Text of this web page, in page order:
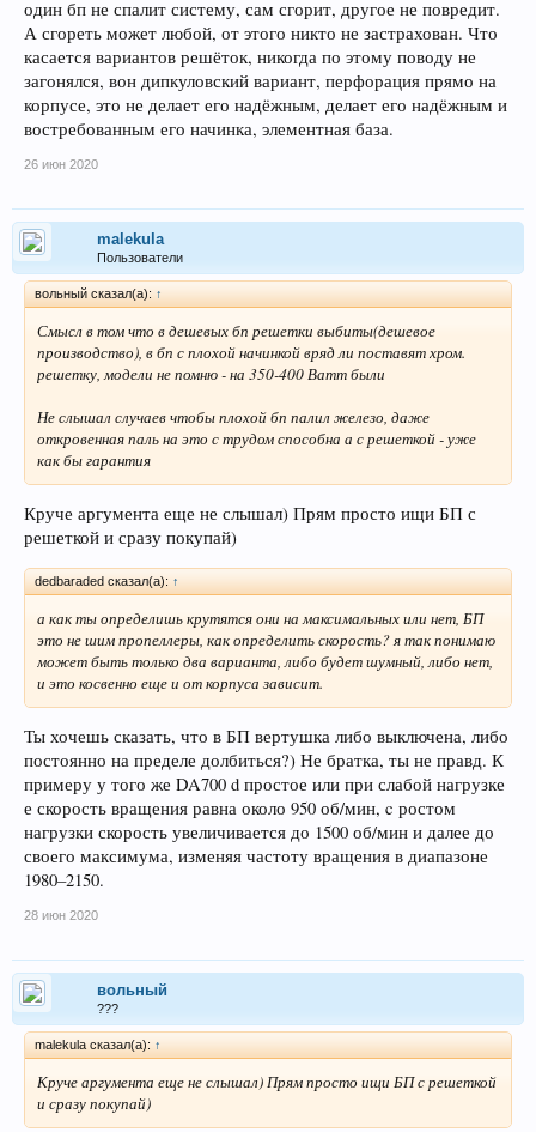
один бп не спалит систему, сам сгорит, другое не повредит.
А сгореть может любой, от этого никто не застрахован. Что
касается вариантов решёток, никогда по этому поводу не
загонялся, вон дипкуловский вариант, перфорация прямо на
корпусе, это не делает его надёжным, делает его надёжным и
востребованным его начинка, элементная база.
26 июн 2020
malekula
Пользователи
вольный сказал(а): ↑
Смысл в том что в дешевых бп решетки выбиты(дешевое
производство), в бп с плохой начинкой вряд ли поставят хром.
решетку, модели не помню - на 350-400 Ватт были
Не слышал случаев чтобы плохой бп палил железо, даже
откровенная паль на это с трудом способна а с решеткой - уже
как бы гарантия
Круче аргумента еще не слышал) Прям просто ищи БП с
решеткой и сразу покупай)
dedbaraded сказал(а): ↑
а как ты определишь крутятся они на максимальных или нет, БП
это не шим пропеллеры, как определить скорость? я так понимаю
может быть только два варианта, либо будет шумный, либо нет,
и это косвенно еще и от корпуса зависит.
Ты хочешь сказать, что в БП вертушка либо выключена, либо
постоянно на пределе долбиться?) Не братка, ты не правд. К
примеру у того же DA700 d простое или при слабой нагрузке
е скорость вращения равна около 950 об/мин, c ростом
нагрузки скорость увеличивается до 1500 об/мин и далее до
своего максимума, изменяя частоту вращения в диапазоне
1980–2150.
28 июн 2020
вольный
???
malekula сказал(а): ↑
Круче аргумента еще не слышал) Прям просто ищи БП с решеткой
и сразу покупай)